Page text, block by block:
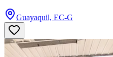
Guayaquil, EC-G